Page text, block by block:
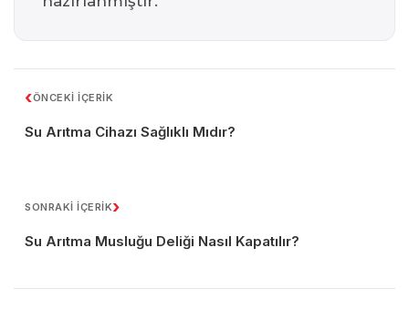
‹ÖNCEKİ İÇERİK
Su Arıtma Cihazı Sağlıklı Mıdır?
SONRAKİ İÇERİK›
Su Arıtma Musluğu Deliği Nasıl Kapatılır?